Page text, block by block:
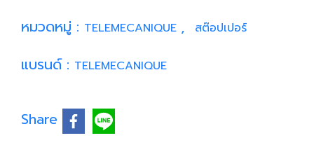
หมวดหมู่ : TELEMECANIQUE , สต๊อปเปอร์
แบรนด์ : TELEMECANIQUE
Share